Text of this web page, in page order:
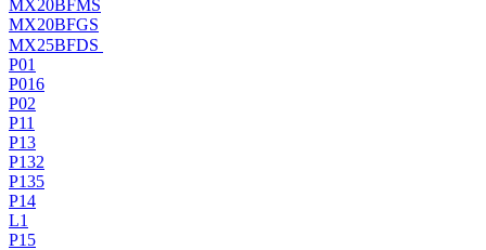
MX20BFMS
MX20BFGS
MX25BFDS
P01
P016
P02
P11
P13
P132
P135
P14
L1
P15